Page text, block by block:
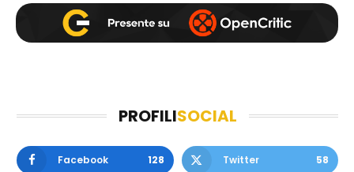
PROFILISOCIAL
Facebook 128 Twitter 58